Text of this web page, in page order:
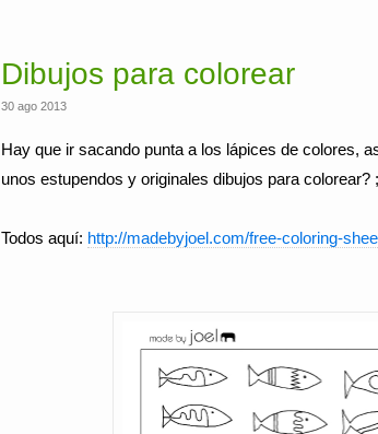
Dibujos para colorear
30 ago 2013
Hay que ir sacando punta a los lápices de colores,
unos estupendos y originales dibujos para colorear?
Todos aquí: http://madebyjoel.com/free-coloring-